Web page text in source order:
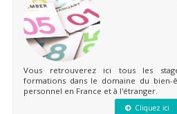
Vous retrouverez ici tous les
formations dans le domaine du
personnel en France et à l'étranger.
Cliquez ici